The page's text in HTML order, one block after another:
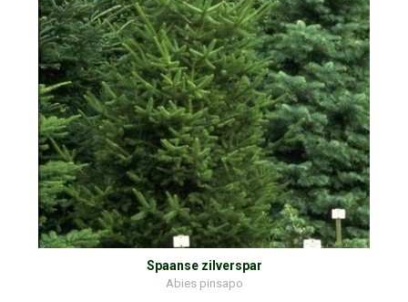
Spaanse zilverspar
Abies pinsapo